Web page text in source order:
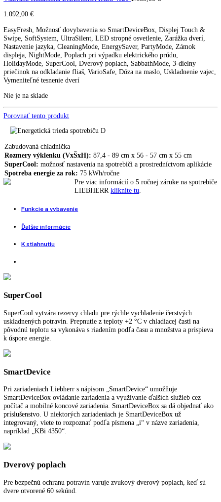
Vstavaná chladnička
LIEBHERR IRd 3950
IRd 3950
Vstavaná chladnička LIEBHERR IRe 3921
Vstavaná chladnička LIEBHERR IRBd 4020
1.092,00€
EasyFresh, Možnosť dovybavenia so SmartDeviceBox, Displej
Swipe, SoftSystem, UltraSilent, LED stropné osvetlenie, Zarážka
Nastavenie jazyka, CleaningMode, EnergySaver, PartyMode, Zámok
displeja, NightMode, Poplach pri výpadku elektrického prúdu,
HolidayMode, SuperCool, Dverový poplach, SabbathMode, 3-dielny
priečinok na odkladanie fliaš, VarioSafe, Dóza na maslo,
Vymeniteľné tesnenie dverí
Nie je na sklade
Porovnať tento produkt
Zabudovaná chladnička
SuperCool:
Spotreba energie za rok: 75 kWh/ročne
Pre viac informácií o 5 ročnej záruke na
LIEBHERRkliknite tu .
Ďalšie informácie
K stiahnutiu
SuperCool
SuperCool vytvára rezervy chladu pre rýchle vychladenie čerstvých
pôvodnú teplotu sa vykonáva s riadením podľa času a množstva a
k úspore energie.